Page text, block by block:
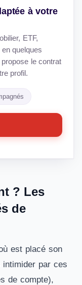
à votre
ETF,
quelques
le contrat
profil.
? Les
de
est placé son
par ces
de compte),